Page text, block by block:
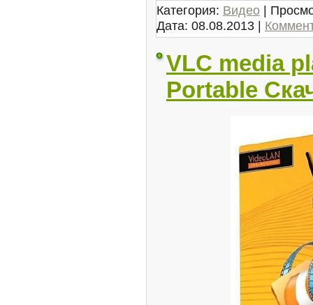
Категория: Видео |
Дата: 08.08.2013 |
VLC media
Portable